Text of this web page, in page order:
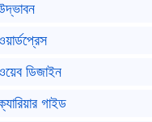
ডিজাইন
গাইড